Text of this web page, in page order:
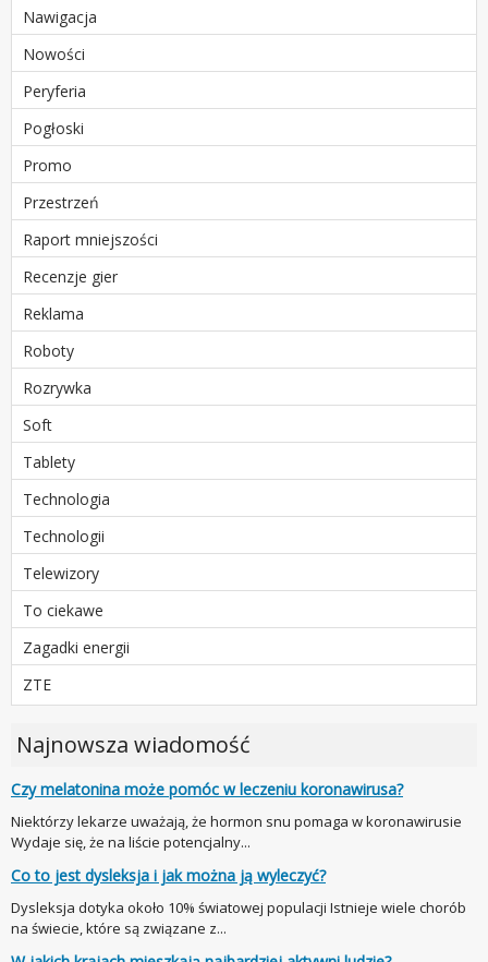
Nawigacja
Nowości
Peryferia
Pogłoski
Promo
Przestrzeń
Raport mniejszości
Recenzje gier
Reklama
Roboty
Rozrywka
Soft
Tablety
Technologia
Technologii
Telewizory
To ciekawe
Zagadki energii
ZTE
Najnowsza wiadomość
Czy melatonina może pomóc w leczeniu koronawirusa?
Niektórzy lekarze uważają, że hormon snu pomaga w koronawirusie
Wydaje się, że na liście potencjalny...
Co to jest dysleksja i jak można ją wyleczyć?
Dysleksja dotyka około 10% światowej populacji Istnieje wiele chorób
na świecie, które są związane z...